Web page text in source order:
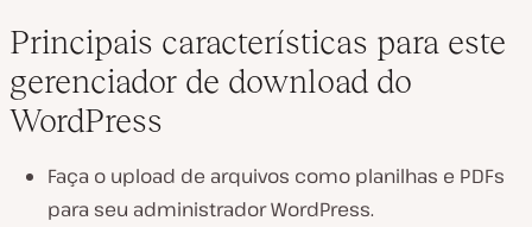
Principais características para este
gerenciador de download do
WordPress
Faça o upload de arquivos como planilhas e PDFs
para seu administrador WordPress.